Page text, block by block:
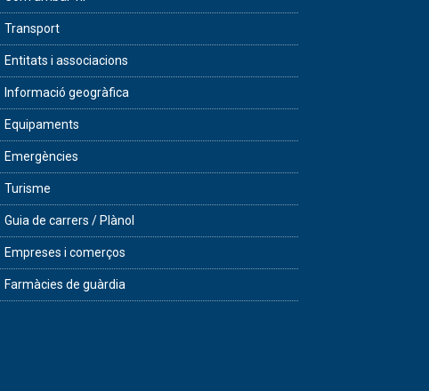
Transport
Entitats i associacions
Informació geogràfica
Equipaments
Emergències
Turisme
Guia de carrers / Plànol
Empreses i comerços
Farmàcies de guàrdia